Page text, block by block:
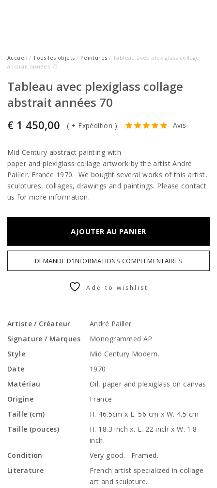
Accueil /Tous les objets / Peintures / Tableau avec plexiglass collage
abstrait années 70
Tableau avec plexiglass collage
abstrait années 70
€ 1 450,00 ( + Expédition ) Avis
Mid Century abstract painting with
paper and plexiglass collage artwork by the artist André
Pailler. France 1970. We bought several works of this artist,
sculptures, collages, drawings and paintings. Please contact
us for more information.
AJOUTER AU PANIER
DEMANDE D'INFORMATIONS COMPLÉMENTAIRES
Add to wishlist
Artiste / Créateur
André Pailler
Signature / Marques
Monogrammed AP
Style
Mid Century Modern.
Date
1970
Matériau
Oil, paper and plexiglass on canvas
Origine
France
Taille (cm)
H. 46.5cm x L. 56 cm x W. 4.5 cm
Taille (pouces)
H. 18.3 inch x. L. 22 inch x W. 1.8
inch.
Condition
Very good. Framed.
Literature
French artist specialized in collage
art and sculpture.